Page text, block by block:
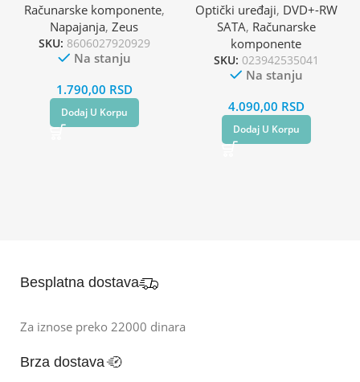
Računarske komponente,
Napajanja, Zeus
SKU: 8606027920929
Na stanju
1.790,00 RSD
Dodaj U Korpu
Optički uređaji, DVD+-RW
SATA, Računarske
komponente
SKU: 023942535041
Na stanju
4.090,00 RSD
Dodaj U Korpu
Besplatna dostava
Za iznose preko 22000 dinara
Brza dostava